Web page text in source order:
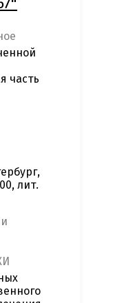
часть
лит.